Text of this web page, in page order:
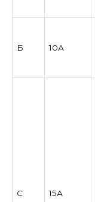
Б 10А
С 15А